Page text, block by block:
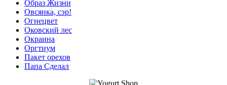
Образ Жизни
Овсянка, сэр!
Огнецвет
Оковский лес
Окраина
Оргтиум
Пакет орехов
Папа Сделал